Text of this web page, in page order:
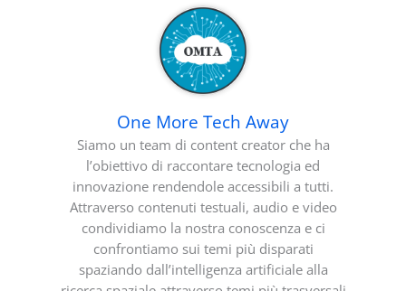
One More Tech Away
Siamo un team di content creator che ha
l’obiettivo di raccontare tecnologia ed
innovazione rendendole accessibili a tutti.
Attraverso contenuti testuali, audio e video
condividiamo la nostra conoscenza e ci
confrontiamo sui temi più disparati
spaziando dall’intelligenza artificiale alla